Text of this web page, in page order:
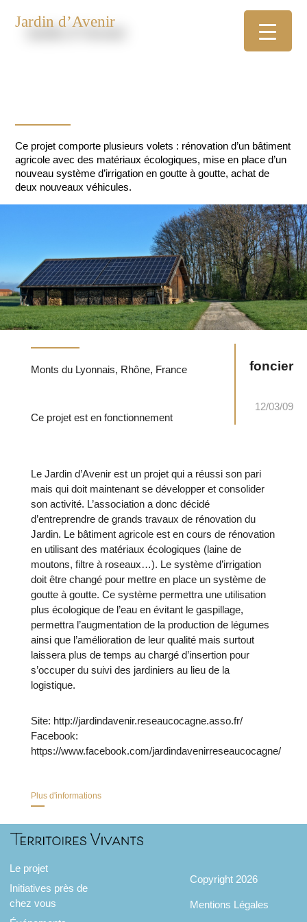
Jardin d’Avenir
Ce projet comporte plusieurs volets : rénovation d’un bâtiment
agricole avec des matériaux écologiques, mise en place d’un
nouveau système d’irrigation en goutte à goutte, achat de
deux nouveaux véhicules.
12/03/09
foncier
Monts du Lyonnais, Rhône, France
Ce projet est en fonctionnement
Le Jardin d’Avenir est un projet qui a réussi son pari
mais qui doit maintenant se développer et consolider
son activité. L’association a donc décidé
d’entreprendre de grands travaux de rénovation du
Jardin. Le bâtiment agricole est en cours de rénovation
en utilisant des matériaux écologiques (laine de
moutons, filtre à roseaux…). Le système d’irrigation
doit être changé pour mettre en place un système de
goutte à goutte. Ce système permettra une utilisation
plus écologique de l’eau en évitant le gaspillage,
permettra l’augmentation de la production de légumes
ainsi que l’amélioration de leur qualité mais surtout
laissera plus de temps au chargé d’insertion pour
s’occuper du suivi des jardiniers au lieu de la
logistique.
Site: http://jardindavenir.reseaucocagne.asso.fr/
Facebook:
https://www.facebook.com/jardindavenirreseaucocagne/
Plus d'informations
Le projet
Initiatives près de
chez vous
Copyright 2026
Mentions Légales